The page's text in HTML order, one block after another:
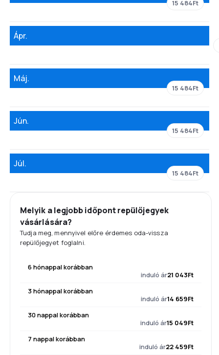
15 484Ft
Ápr.
Máj.
15 484Ft
Jún.
15 484Ft
Júl.
15 484Ft
Melyik a legjobb időpont repülőjegyek
vásárlására?
Tudja meg, mennyivel előre érdemes oda-vissza
repülőjegyet foglalni.
6 hónappal korábban
induló ár21 043Ft
3 hónappal korábban
induló ár14 659Ft
30 nappal korábban
induló ár15 049Ft
7 nappal korábban
induló ár22 459Ft